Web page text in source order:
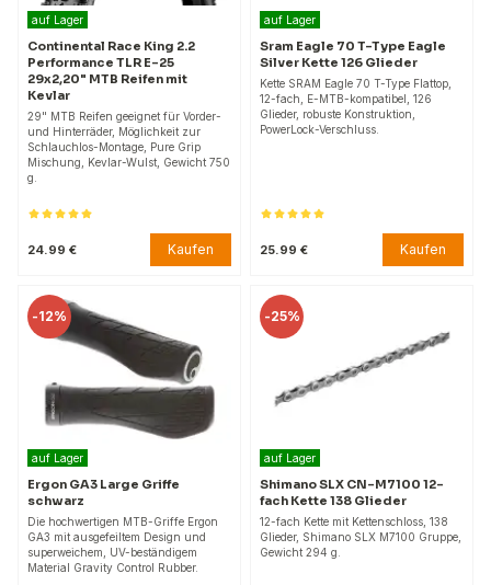
auf Lager
Continental Race King 2.2
Performance TLR E-25
29x2,20" MTB Reifen mit
Kevlar
29" MTB Reifen geeignet für Vorder-
und Hinterräder, Möglichkeit zur
Schlauchlos-Montage, Pure Grip
Mischung, Kevlar-Wulst, Gewicht 750
g.
24.99 € Kaufen
auf Lager
Sram Eagle 70 T-Type Eagle
Silver Kette 126 Glieder
Kette SRAM Eagle 70 T-Type Flattop,
12-fach, E-MTB-kompatibel, 126
Glieder, robuste Konstruktion,
PowerLock-Verschluss.
25.99 € Kaufen
-12%
auf Lager
Ergon GA3 Large Griffe
schwarz
Die hochwertigen MTB-Griffe Ergon
GA3 mit ausgefeiltem Design und
superweichem, UV-beständigem
Material Gravity Control Rubber.
-25%
auf Lager
Shimano SLX CN-M7100 12-
fach Kette 138 Glieder
12-fach Kette mit Kettenschloss, 138
Glieder, Shimano SLX M7100 Gruppe,
Gewicht 294 g.